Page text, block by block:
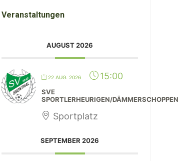
Veranstaltungen
AUGUST 2026
22 AUG. 2026 15:00
SVE
SPORTLERHEURIGEN/DÄMMERSCHOPPEN
Sportplatz
SEPTEMBER 2026